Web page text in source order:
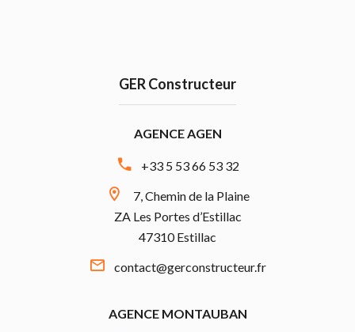
GER Constructeur
AGENCE AGEN
+33 5 53 66 53 32
7, Chemin de la Plaine
ZA Les Portes d’Estillac
47310 Estillac
contact@gerconstructeur.fr
AGENCE MONTAUBAN